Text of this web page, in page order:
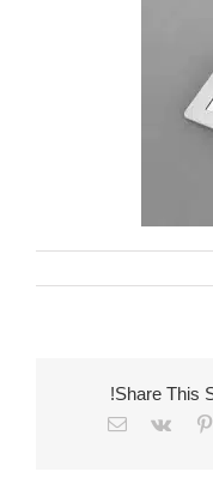
Share This
Pinterest
Vk
Email